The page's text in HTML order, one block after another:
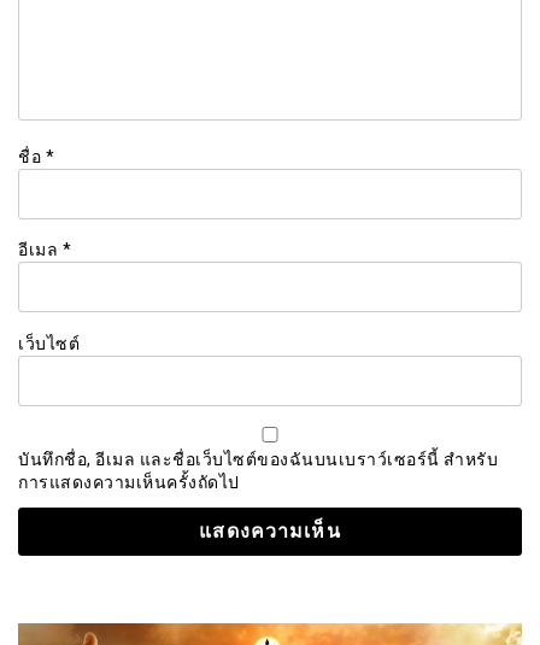
ชื่อ *
อีเมล *
เว็บไซต์
บันทึกชื่อ, อีเมล และชื่อเว็บไซต์ของฉันบนเบราว์เซอร์นี้ สำหรับ
การแสดงความเห็นครั้งถัดไป